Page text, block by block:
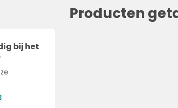
bij het
Producten